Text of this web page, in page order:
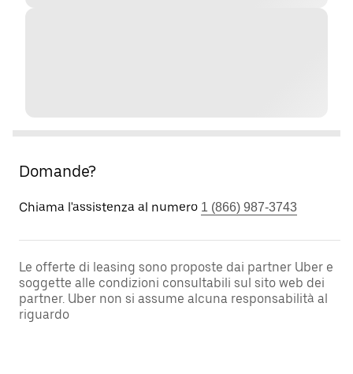
Domande?
Chiama l'assistenza al numero 1 (866) 987-3743
Le offerte di leasing sono proposte dai partner Uber e
soggette alle condizioni consultabili sul sito web dei
partner. Uber non si assume alcuna responsabilità al
riguardo